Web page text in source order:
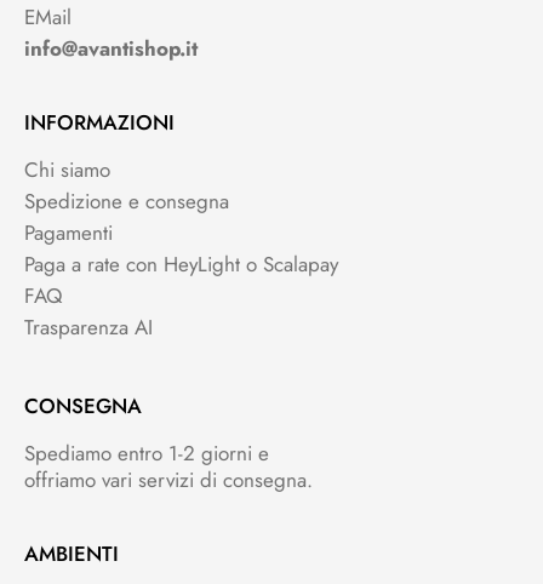
EMail
info@avantishop.it
INFORMAZIONI
Chi siamo
Spedizione e consegna
Pagamenti
Paga a rate con HeyLight o Scalapay
FAQ
Trasparenza AI
CONSEGNA
Spediamo entro 1-2 giorni e
offriamo vari servizi di consegna.
AMBIENTI